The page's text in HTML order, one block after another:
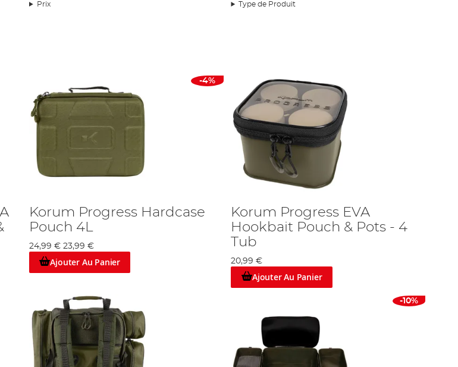
Prix Type de Produit
-4%
Korum Progress Hardcase
Pouch 4L
24,99 € 23,99 €
Ajouter Au Panier
Korum Progress EVA
Hookbait Pouch & Pots - 4
Tub
20,99 €
Ajouter Au Panier
-10%